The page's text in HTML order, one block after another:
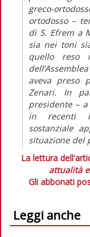
greco-
ortodosso –
di S. Efrem a
sia nei toni
quello reso
aveva preso
Zenari. In
presidente –
in recenti
sostanziale
situazione del
La lettura
attualità
Gli abbonati
Leggi anche